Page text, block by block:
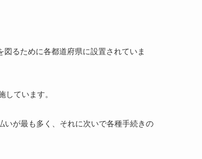
るために各都道府県に設置されていま
ています。
いが最も多く、それに次いで各種手続きの